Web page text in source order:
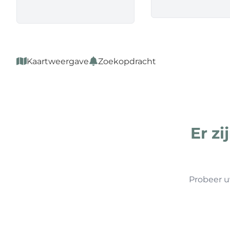
Kaartweergave Zoekopdracht
Er
Probeer